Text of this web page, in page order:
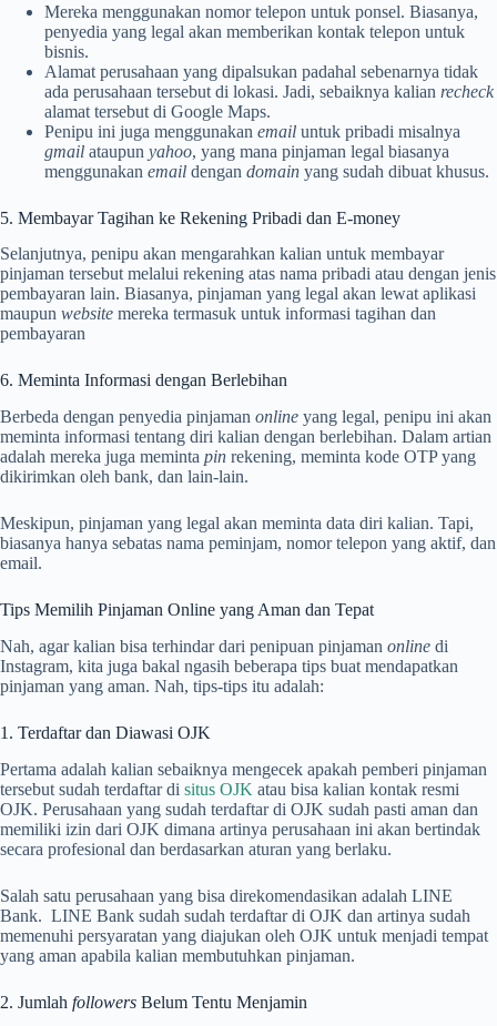
Mereka menggunakan nomor telepon untuk ponsel. Biasanya,
penyedia yang legal akan memberikan kontak telepon untuk
bisnis.
Alamat perusahaan yang dipalsukan padahal sebenarnya tidak
ada perusahaan tersebut di lokasi. Jadi, sebaiknya kalian recheck
alamat tersebut di Google Maps.
Penipu ini juga menggunakan email untuk pribadi misalnya
gmail ataupun yahoo, yang mana pinjaman legal biasanya
menggunakan email dengan domain yang sudah dibuat khusus.
5. Membayar Tagihan ke Rekening Pribadi dan E-money
Selanjutnya, penipu akan mengarahkan kalian untuk membayar
pinjaman tersebut melalui rekening atas nama pribadi atau dengan jenis
pembayaran lain. Biasanya, pinjaman yang legal akan lewat aplikasi
maupun website mereka termasuk untuk informasi tagihan dan
pembayaran
6. Meminta Informasi dengan Berlebihan
Berbeda dengan penyedia pinjaman online yang legal, penipu ini akan
meminta informasi tentang diri kalian dengan berlebihan. Dalam artian
adalah mereka juga meminta pin rekening, meminta kode OTP yang
dikirimkan oleh bank, dan lain-lain.
Meskipun, pinjaman yang legal akan meminta data diri kalian. Tapi,
biasanya hanya sebatas nama peminjam, nomor telepon yang aktif, dan
email.
Tips Memilih Pinjaman Online yang Aman dan Tepat
Nah, agar kalian bisa terhindar dari penipuan pinjaman online di
Instagram, kita juga bakal ngasih beberapa tips buat mendapatkan
pinjaman yang aman. Nah, tips-tips itu adalah:
1. Terdaftar dan Diawasi OJK
Pertama adalah kalian sebaiknya mengecek apakah pemberi pinjaman
tersebut sudah terdaftar di situs OJK atau bisa kalian kontak resmi
OJK. Perusahaan yang sudah terdaftar di OJK sudah pasti aman dan
memiliki izin dari OJK dimana artinya perusahaan ini akan bertindak
secara profesional dan berdasarkan aturan yang berlaku.
Salah satu perusahaan yang bisa direkomendasikan adalah LINE
Bank. LINE Bank sudah sudah terdaftar di OJK dan artinya sudah
memenuhi persyaratan yang diajukan oleh OJK untuk menjadi tempat
yang aman apabila kalian membutuhkan pinjaman.
2. Jumlah followers Belum Tentu Menjamin